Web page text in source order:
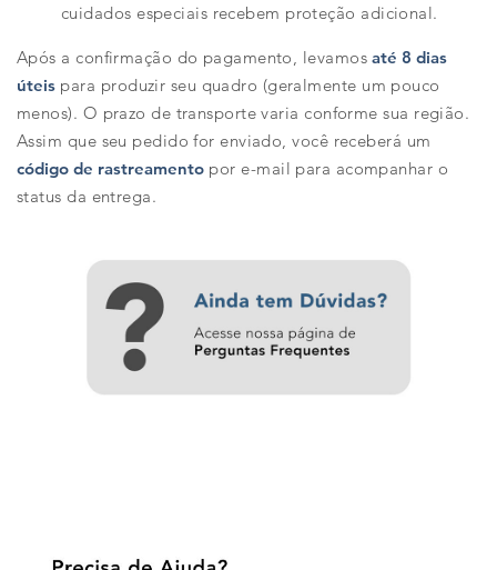
cuidados especiais recebem proteção adicional.
Após a confirmação do pagamento, levamosaté 8 dias
úteis para produzir seu quadro (geralmente um pouco
menos). O prazo de transporte varia conforme sua região.
Assim que seu pedido for enviado, você receberá um
código de rastreamento por e-mail para acompanhar o
status da entrega.